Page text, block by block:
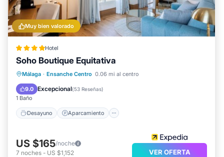
Muy bien valorado
Hotel
Soho Boutique Equitativa
Málaga · Ensanche Centro 0.06 mi al centro
9.0 Excepcional(53 Reseñas)
1 Baño
Desayuno Aparcamiento
Desayuno Aparcamiento
Aire acondicionado
US $165/noche
7 noches - US $1,152 VER OFERTA